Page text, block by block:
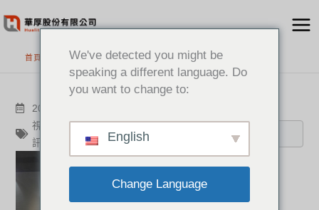
至
首頁 最新消息
2021-07-07
視訊設備,華厚,遠距協作,音
訊設備
遠距通訊專家
搜尋
分類
新聞中心(21)
We've detected you might be
speaking a different language. Do
you want to change to:
English
Change Language